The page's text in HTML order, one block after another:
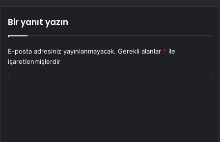
Bir yanıt yazın
E-posta adresiniz yayınlanmayacak. Gerekli alanlar * ile
işaretlenmişlerdir